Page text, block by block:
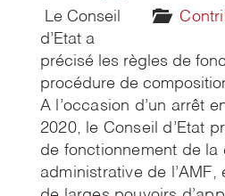
Le Conseil
d’Etat a
précisé les règles de
procédure de
A l’occasion d’un arrêt
2020, le Conseil d’Etat
de fonctionnement de la
administrative de l’AMF,